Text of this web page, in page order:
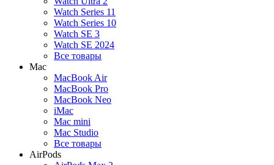
Watch Series 11
Watch Series 10
Watch SE 3
Watch SE 2024
Все товары
Mac
MacBook Air
MacBook Pro
MacBook Neo
iMac
Mac mini
Mac Studio
Все товары
AirPods